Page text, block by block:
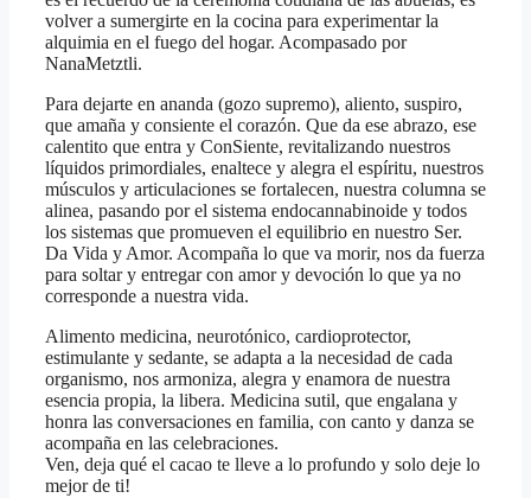
volver a sumergirte en la cocina para experimentar la
alquimia en el fuego del hogar. Acompasado por
NanaMetztli.
Para dejarte en ananda (gozo supremo), aliento, suspiro,
que amaña y consiente el corazón. Que da ese abrazo, ese
calentito que entra y ConSiente, revitalizando nuestros
líquidos primordiales, enaltece y alegra el espíritu, nuestros
músculos y articulaciones se fortalecen, nuestra columna se
alinea, pasando por el sistema endocannabinoide y todos
los sistemas que promueven el equilibrio en nuestro Ser.
Da Vida y Amor. Acompaña lo que va morir, nos da fuerza
para soltar y entregar con amor y devoción lo que ya no
corresponde a nuestra vida.
Alimento medicina, neurotónico, cardioprotector,
estimulante y sedante, se adapta a la necesidad de cada
organismo, nos armoniza, alegra y enamora de nuestra
esencia propia, la libera. Medicina sutil, que engalana y
honra las conversaciones en familia, con canto y danza se
acompaña en las celebraciones.
Ven, deja qué el cacao te lleve a lo profundo y solo deje lo
mejor de ti!